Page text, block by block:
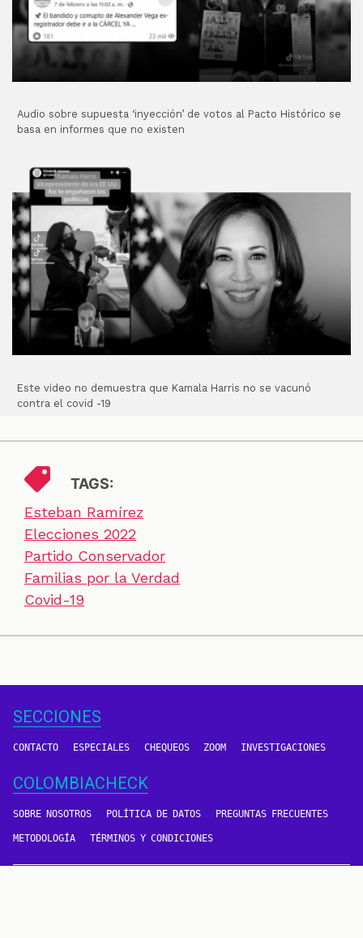
Audio sobre supuesta ‘inyección’ de votos al Pacto Histórico se
basa en informes que no existen
Este video no demuestra que Kamala Harris no se vacunó
contra el covid -19
TAGS:
Esteban Ramírez
Elecciones 2022
Partido Conservador
Familias por la Verdad
Covid-19
SECCIONES
CONTACTO ESPECIALES CHEQUEOS ZOOM INVESTIGACIONES
COLOMBIACHECK
SOBRE NOSOTROS POLÍTICA DE DATOS PREGUNTAS FRECUENTES
METODOLOGÍA TÉRMINOS Y CONDICIONES